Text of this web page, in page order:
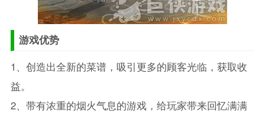
游戏优势
1、创造出全新的菜谱，吸引更多的顾客光临，获取收
益。
2、带有浓重的烟火气息的游戏，给玩家带来回忆满满